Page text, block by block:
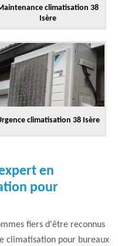
climatisation 38
Isère
climatisation 38 Isère
en
pour
fiers d'être reconnus
climatisation pour bureaux